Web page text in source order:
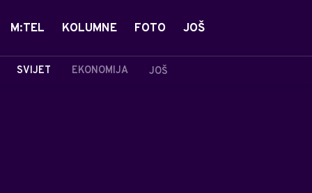
SVIJET EKONOMIJA JOŠ
M:TEL KOLUMNE FOTO JOŠ